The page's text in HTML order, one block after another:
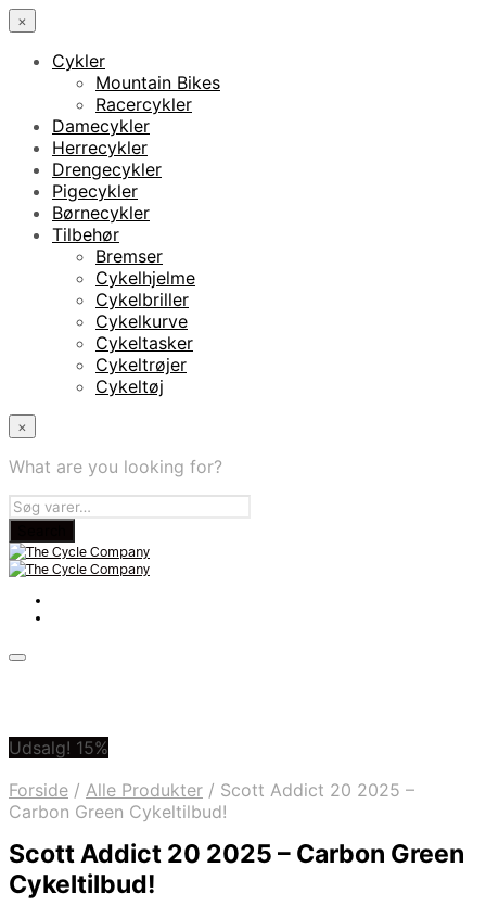
×
Cykler
Mountain Bikes
Racercykler
Damecykler
Herrecykler
Drengecykler
Pigecykler
Børnecykler
Tilbehør
Bremser
Cykelhjelme
Cykelbriller
Cykelkurve
Cykeltasker
Cykeltrøjer
Cykeltøj
×
What are you looking for?
Udsalg! 15%
Forside / Alle Produkter / Scott Addict 20 2025 –
Carbon Green Cykeltilbud!
Scott Addict 20 2025 – Carbon Green
Cykeltilbud!